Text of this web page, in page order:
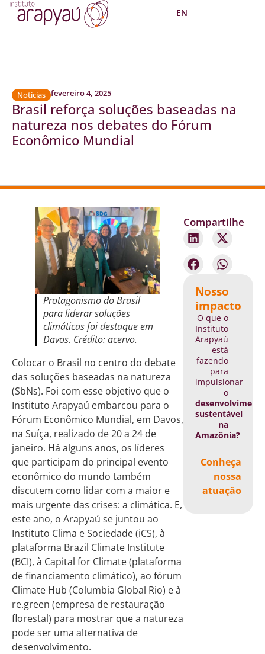
EN
Notícias fevereiro 4, 2025
Brasil reforça soluções baseadas na
natureza nos debates do Fórum
Econômico Mundial
Compartilhe
Nosso
impacto
O que o
Instituto
Arapyaú
está
fazendo
para
impulsionar
o
sustentável
na
Amazônia?
Conheça
nossa
atuação
Protagonismo do Brasil
para liderar soluções
climáticas foi destaque em
Davos. Crédito: acervo.
Colocar o Brasil no centro do debate
das soluções baseadas na natureza
(SbNs). Foi com esse objetivo que o
Instituto Arapyaú embarcou para o
Fórum Econômico Mundial, em Davos,
na Suíça, realizado de 20 a 24 de
janeiro. Há alguns anos, os líderes
que participam do principal evento
econômico do mundo também
discutem como lidar com a maior e
mais urgente das crises: a climática. E,
este ano, o Arapyaú se juntou ao
Instituto Clima e Sociedade (iCS), à
plataforma Brazil Climate Institute
(BCI), à Capital for Climate (plataforma
de financiamento climático), ao fórum
Climate Hub (Columbia Global Rio) e à
re.green (empresa de restauração
florestal) para mostrar que a natureza
pode ser uma alternativa de
desenvolvimento.